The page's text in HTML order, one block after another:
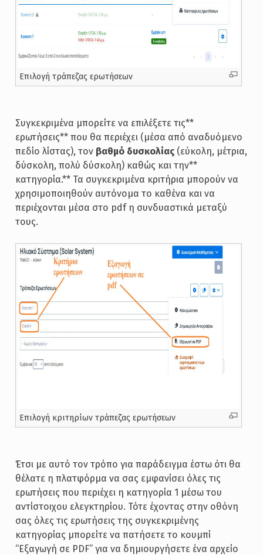
Επιλογή τράπεζας ερωτήσεων
Συγκεκριμένα μπορείτε να επιλέξετε τις**
ερωτήσεις** που θα περιέχει (μέσα από αναδυόμενο
πεδίο λίστας), τον βαθμό δυσκολίας(εύκολη, μέτρια,
δύσκολη, πολύ δύσκολη) καθώς και την**
κατηγορία.** Τα συγκεκριμένα κριτήρια μπορούν να
χρησιμοποιηθούν αυτόνομα το καθένα και να
περιέχονται μέσα στο pdf η συνδυαστικά μεταξύ
τους.
Επιλογή κριτηρίων τράπεζας ερωτήσεων
Έτσι με αυτό τον τρόπο για παράδειγμα έστω ότι θα
θέλατε η πλατφόρμα να σας εμφανίσει όλες τις
ερωτήσεις που περιέχει η κατηγορία 1 μέσω του
αντίστοιχου ελεγκτηρίου. Τότε έχοντας στην οθόνη
σας όλες τις ερωτήσεις της συγκεκριμένης
κατηγορίας μπορείτε να πατήσετε το κουμπί
“Εξαγωγή σε PDF” για να δημιουργήσετε ένα αρχείο